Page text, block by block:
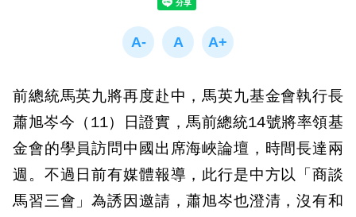
前總統馬英九將再度赴中，馬英九基金會執行長
蕭旭岑今（11）日證實，馬前總統14號將率領基
金會的學員訪問中國出席海峽論壇，時間長達兩
週。不過日前有媒體報導，此行是中方以「商談
馬習三會」為誘因邀請，蕭旭岑也澄清，沒有和